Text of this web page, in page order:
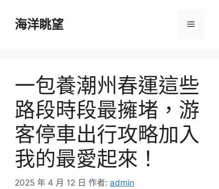
海洋眺望 選
一包養潮州春運這些
路段時段最擁堵，游
客停車出行攻略加入
我的最愛起來！
2025 年 4 月 12 日 作者: admin